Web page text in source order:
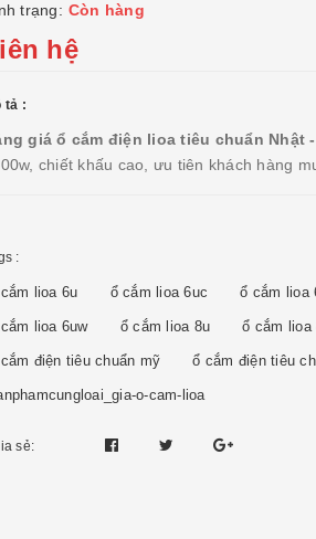
trạng: Còn hàng
hệ
tả :
giá ổ cắm điện lioa tiêu chuẩn Nhật
chiết khấu cao, ưu tiên khách hàng
:
lioa 6u ổ cắm lioa 6uc ổ cắm lioa
lioa 6uw ổ cắm lioa 8u ổ cắm lioa
điện tiêu chuẩn mỹ ổ cắm điện tiêu
o-cam-lioa
sẻ: